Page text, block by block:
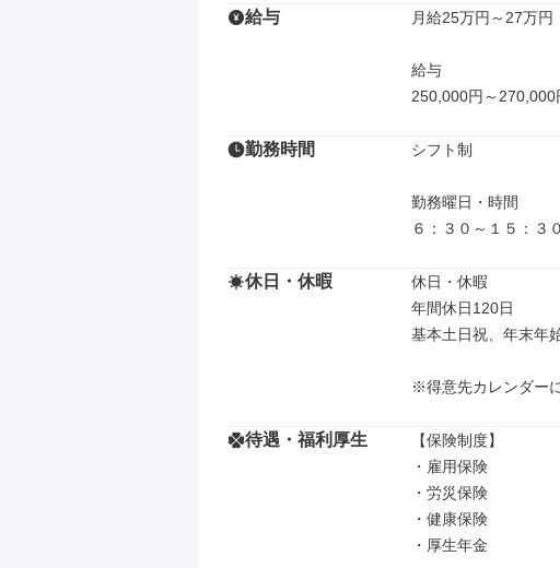
給与 月給25万円～27万円
給与
250,000円～270,000
勤務時間 シフト制
勤務曜日・時間
６：３０～１５：３
休日・休暇
休日・休暇
年間休日120日
基本土日祝、年末年
※得意先カレンダー
待遇・福利厚生
【保険制度】
・雇用保険
・労災保険
・健康保険
・厚生年金